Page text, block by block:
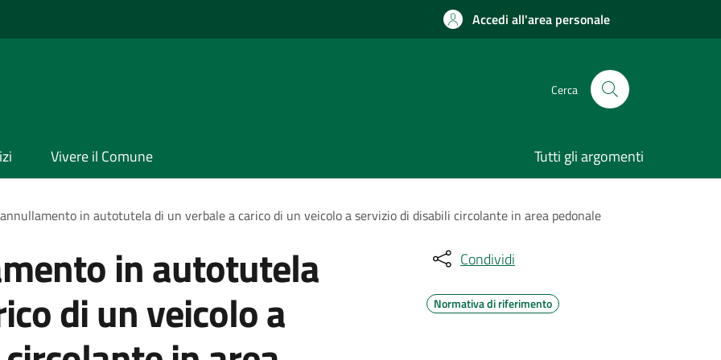
Accedi all'area personale
Cerca
Vivere il Comune Tutti gli argomenti
in autotutela di un verbale a carico di un veicolo a servizio di disabili circolante in area pedonale
in autotutela
di un veicolo a
Condividi
Normativa di riferimento